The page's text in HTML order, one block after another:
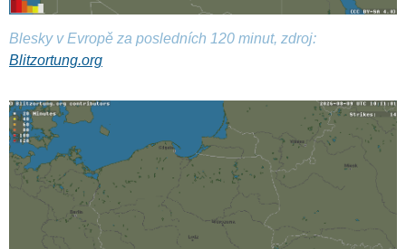
Blesky v Evropě za posledních 120 minut, zdroj:
Blitzortung.org